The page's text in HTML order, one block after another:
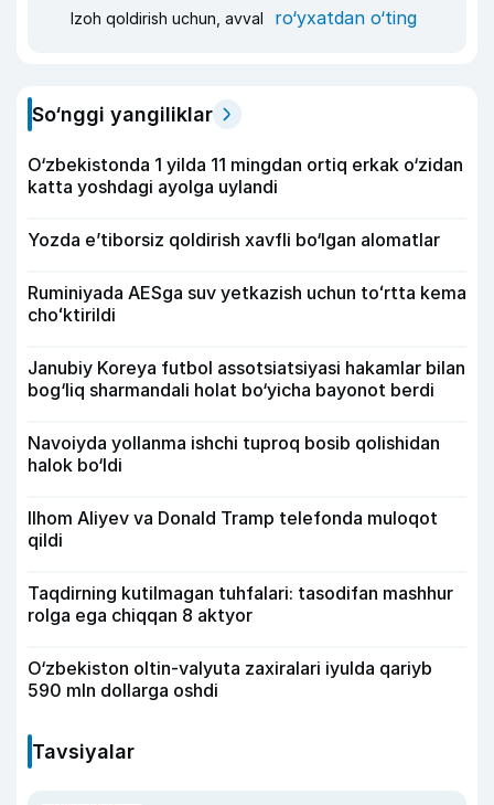
Izoh qoldirish uchun, avval ro‘yxatdan o‘ting
So‘nggi yangiliklar
O‘zbekistonda 1 yilda 11 mingdan ortiq erkak o‘zidan
katta yoshdagi ayolga uylandi
Yozda e’tiborsiz qoldirish xavfli bo‘lgan alomatlar
Ruminiyada AESga suv yetkazish uchun toʻrtta kema
choʻktirildi
Janubiy Koreya futbol assotsiatsiyasi hakamlar bilan
bog‘liq sharmandali holat bo‘yicha bayonot berdi
Navoiyda yollanma ishchi tuproq bosib qolishidan
halok bo‘ldi
Ilhom Aliyev va Donald Tramp telefonda muloqot
qildi
Taqdirning kutilmagan tuhfalari: tasodifan mashhur
rolga ega chiqqan 8 aktyor
O‘zbekiston oltin-valyuta zaxiralari iyulda qariyb
590 mln dollarga oshdi
Tavsiyalar